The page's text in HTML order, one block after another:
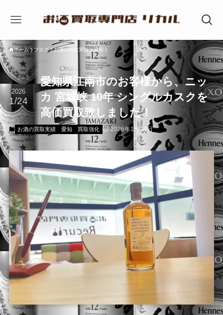
ホーム ブログ お酒の買取実績 愛知
愛知県江南市のお客様から、ニッ
カ 宮城峡 10年 シングルカスクを
高価買取致しました！
2026
1/24
お酒の買取実績 愛知 買取強化 2026年1月24日